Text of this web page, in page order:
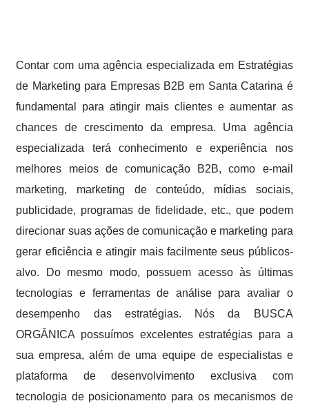
Contar com uma agência especializada em Estratégias
de Marketing para Empresas B2B em Santa Catarina é
fundamental para atingir mais clientes e aumentar as
chances de crescimento da empresa. Uma agência
especializada terá conhecimento e experiência nos
melhores meios de comunicação B2B, como e-mail
marketing, marketing de conteúdo, mídias sociais,
publicidade, programas de fidelidade, etc., que podem
direcionar suas ações de comunicação e marketing para
gerar eficiência e atingir mais facilmente seus públicos-
alvo. Do mesmo modo, possuem acesso às últimas
tecnologias e ferramentas de análise para avaliar o
desempenho das estratégias. Nós da BUSCA
ORGÂNICA possuímos excelentes estratégias para a
sua empresa, além de uma equipe de especialistas e
plataforma de desenvolvimento exclusiva com
tecnologia de posicionamento para os mecanismos de